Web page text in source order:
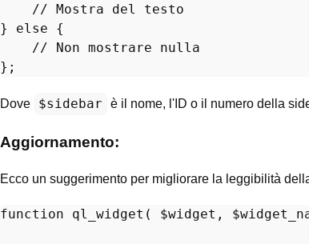
// Mostra del testo
} else {
// Non mostrare nulla
Dove $sidebar è il nome, l'ID o il numero della
Aggiornamento:
Ecco un suggerimento per migliorare la leggibilità
function ql_widget ( $widget ,